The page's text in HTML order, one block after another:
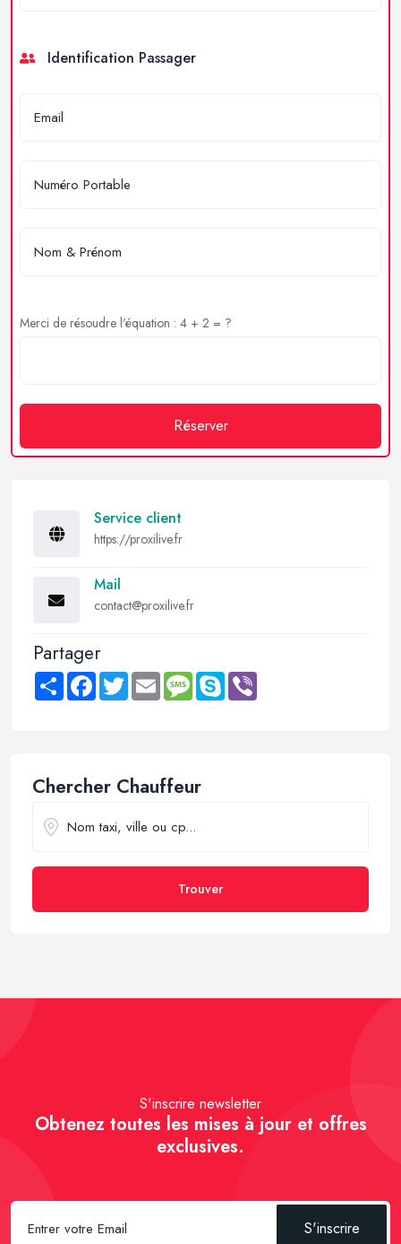
Identification Passager
Merci de résoudre l'équation : 4 + 2 = ?
Réserver
Service client
https://proxilive.fr
Mail
contact@proxilive.fr
Partager
Share FacebookTwitter Email MessageSkype
Chercher Chauffeur
Trouver
S'inscrire newsletter
Obtenez toutes les mises à jour et offres
exclusives.
S'inscrire